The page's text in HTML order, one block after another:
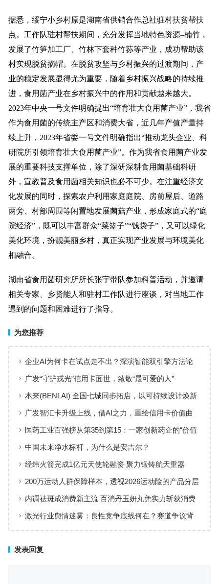
据悉，绥宁小乡村原是湖南省供销合作总社驻村扶贫帮扶
点。工作队驻村帮扶期间，充分发挥当地特色资源–楠竹，
发展了竹笋加工厂、竹林下套种竹荪等产业，成功帮助该
村实现脱贫摘帽。在脱贫攻坚与乡村振兴的过渡期间，产
业的稳定发展显得尤为重要，随着乡村振兴战略的持续推
进，食用菌产业在乡村振兴中的作用和贡献越来越大。
2023年中央一号文件明确提出“培育壮大食用菌产业”，我省
作为食用菌的传统主产区和消费大省，近几年产值产量持
续上升，2023年省委一号文件明确指出“推动龙头企业、科
研院所引领培育壮大食用菌产业”。作为我省食用菌产业发
展的重要科技支撑单位，除了深研深耕食用菌基础科研
外，宣教普及食用菌相关知识也必不可少。在注重经济文
化发展的同时，探索农户利用家庭庭院、房前屋后、道路
两旁、村部周围等闲置地发展菌菇产业，形成家庭式的“庭
院经济”，既可以丰富群众“菜篮子”“钱袋子”，又可以绿化
美化环境，扮靓美丽乡村，真正实现产业发展与环境美化
相融合。
湖南省食用菌研究所所长张宇带队参加科普活动，并邀请
相关专家、乡贤能人和驻村工作队进行座谈，对当地工作
遇到的问题和困难进行了指导。
为您推荐
企业AI为何卡在试点走不出？深演智能双引擎方法论
回答：卡点不在模型，而在使用方式
广发“守护戎光”信用卡面世，致敬“最可爱的人”
本来(BENLAI) 全国七城同步拓店，以可持续设计焕新
品牌体验
广发智汇卡升级上线，借AI之力，重绘信用卡价值曲
线
医药工业百强榜从第35到第15：一家创新药企的“价值
增长”样本
中国未来净水标杆，为什么是安吉尔？
经纬火箭完成1亿元天使轮融资 聚力锻铸航天重器
200万运动人群保障样本，透视2026运动险的产品分层
与适配逻辑
内调祛斑成消费新主流 百消丹玉妍丸凭实力斩获消费
者认可
激光行业舆情迷雾：良性竞争底线何在？赛道争议背
发表回复